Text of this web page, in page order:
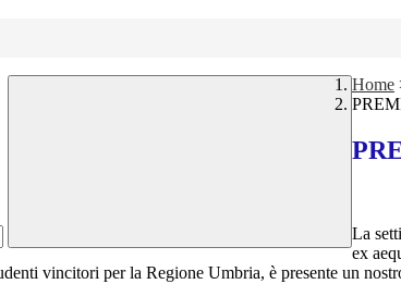
Home
La
ex
vincitori per la Regione Umbria, è presente un